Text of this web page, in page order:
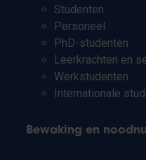
Studenten
Personeel
PhD-studenten
Leerkrachten en
Werkstudenten
Internationale
Bewaking en